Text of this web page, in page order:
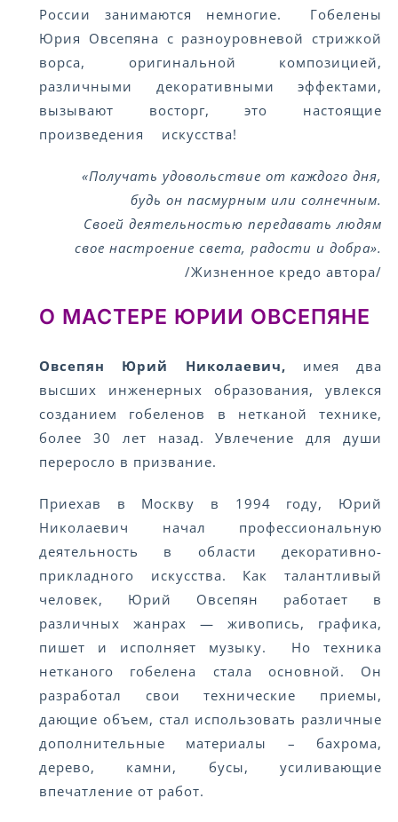
России занимаются немногие. Гобелены
Юрия Овсепяна с разноуровневой стрижкой
ворса, оригинальной композицией,
различными декоративными эффектами,
вызывают восторг, это настоящие
произведения искусства!
«Получать удовольствие от каждого дня,
будь он пасмурным или солнечным.
Своей деятельностью передавать людям
свое настроение света, радости и добра».
/Жизненное кредо автора/
О МАСТЕРЕ ЮРИИ ОВСЕПЯНЕ
Овсепян Юрий Николаевич, имея два
высших инженерных образования, увлекся
созданием гобеленов в нетканой технике,
более 30 лет назад. Увлечение для души
переросло в призвание.
Приехав в Москву в 1994 году, Юрий
Николаевич начал профессиональную
деятельность в области декоративно-
прикладного искусства. Как талантливый
человек, Юрий Овсепян работает в
различных жанрах — живопись, графика,
пишет и исполняет музыку. Но техника
нетканого гобелена стала основной. Он
разработал свои технические приемы,
дающие объем, стал использовать различные
дополнительные материалы – бахрома,
дерево, камни, бусы, усиливающие
впечатление от работ.